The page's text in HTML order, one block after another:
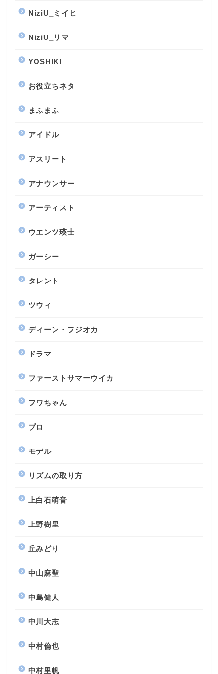
NiziU_ミイヒ
NiziU_リマ
YOSHIKI
お役立ちネタ
まふまふ
アイドル
アスリート
アナウンサー
アーティスト
ウエンツ瑛士
ガーシー
タレント
ツウィ
ディーン・フジオカ
ドラマ
ファーストサマーウイカ
フワちゃん
プロ
モデル
リズムの取り方
上白石萌音
上野樹里
丘みどり
中山麻聖
中島健人
中川大志
中村倫也
中村里帆